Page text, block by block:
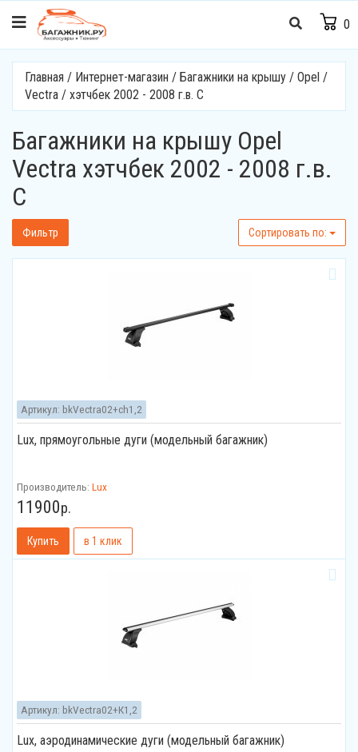
0
Главная / Интернет-магазин / Багажники на крышу / Opel /
Vectra / хэтчбек 2002 - 2008 г.в. С
Багажники на крышу Opel
Vectra хэтчбек 2002 - 2008 г.в.
С
Фильтр Cортировать по:
Lux, прямоугольные дуги (модельный багажник)
Артикул: bkVectra02+ch1,2
Производитель: Lux
11900р.
Lux, аэродинамические дуги (модельный багажник)
Артикул: bkVectra02+К1,2